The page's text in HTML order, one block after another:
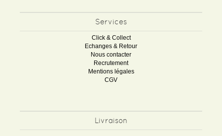
Services
Click & Collect
Echanges & Retour
Nous contacter
Recrutement
Mentions légales
CGV
Livraison